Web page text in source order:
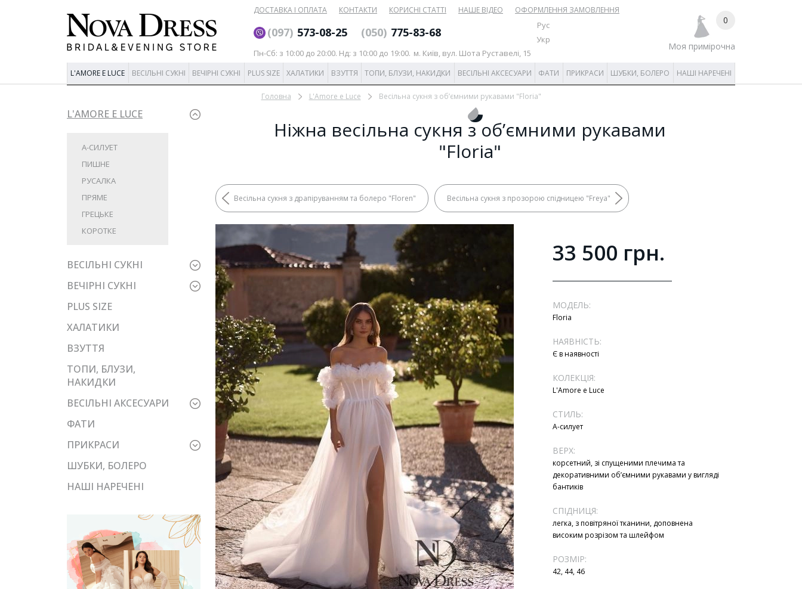
ДОСТАВКА І ОПЛАТА КОНТАКТИ КОРИСНІ СТАТТІ НАШЕ ВІДЕО ОФОРМЛЕННЯ ЗАМОВЛЕННЯ
‎(097) 573-08-25 (‎050) 775-83-68
Рус
Укр
Пн-Сб: з 10:00 до 20:00. Нд: з 10:00 до 19:00. м. Київ, вул. Шота Руставелі, 15
0
Моя примірочна
L'AMORE E LUCE ВЕСІЛЬНІ СУКНІ ВЕЧІРНІ СУКНІ PLUS SIZE ХАЛАТИКИ ВЗУТТЯ ТОПИ, БЛУЗИ, НАКИДКИ ВЕСІЛЬНІ АКСЕСУАРИ ФАТИ ПРИКРАСИ ШУБКИ, БОЛЕРО НАШІ НАРЕЧЕНІ
Головна L'Amore e Luce Весільна сукня з об’ємними рукавами "Floria"
L'AMORE E LUCE
А-СИЛУЕТ
ПИШНЕ
РУСАЛКА
ПРЯМЕ
ГРЕЦЬКЕ
КОРОТКЕ
ВЕСІЛЬНІ СУКНІ
ВЕЧІРНІ СУКНІ
PLUS SIZE
ХАЛАТИКИ
ВЗУТТЯ
ТОПИ, БЛУЗИ,
НАКИДКИ
ВЕСІЛЬНІ АКСЕСУАРИ
ФАТИ
ПРИКРАСИ
ШУБКИ, БОЛЕРО
НАШІ НАРЕЧЕНІ
Ніжна весільна сукня з об’ємними рукавами
"Floria"
Весільна сукня з драпіруванням та болеро "Floren" Весільна сукня з прозорою спідницею "Freya"
33 500 грн.
МОДЕЛЬ:
Floria
НАЯВНІСТЬ:
Є в наявності
КОЛЕКЦІЯ:
L'Amore e Luce
СТИЛЬ:
А-силует
ВЕРХ:
корсетний, зі спущеними плечима та
декоративними об’ємними рукавами у вигляді
бантиків
СПІДНИЦЯ:
легка, з повітряної тканини, доповнена
високим розрізом та шлейфом
РОЗМІР:
42, 44, 46